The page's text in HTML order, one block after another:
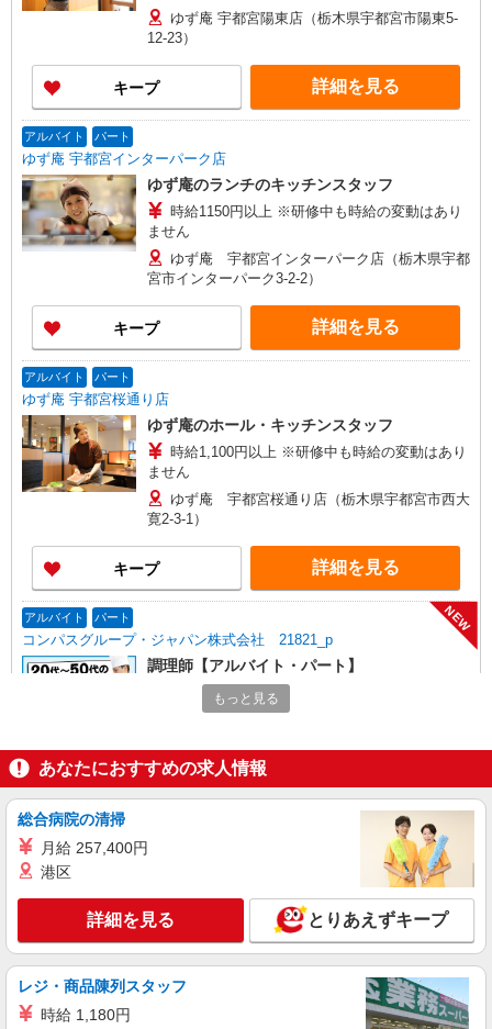
ゆず庵 宇都宮陽東店（栃木県宇都宮市陽東5-
12-23）
キープ 詳細を見る
アルバイト パート
ゆず庵 宇都宮インターパーク店
ゆず庵のランチのキッチンスタッフ
時給1150円以上 ※研修中も時給の変動はあり
ません
ゆず庵 宇都宮インターパーク店（栃木県宇都
宮市インターパーク3-2-2）
キープ 詳細を見る
アルバイト パート
ゆず庵 宇都宮桜通り店
ゆず庵のホール・キッチンスタッフ
時給1,100円以上 ※研修中も時給の変動はあり
ません
ゆず庵 宇都宮桜通り店（栃木県宇都宮市西大
寛2-3-1）
キープ 詳細を見る
アルバイト パート
コンパスグループ・ジャパン株式会社 21821_p
NEW
調理師【アルバイト・パート】
時給1,500円以上 試用期間中 時給1,500円以上
(試用期間2ヶ月) 残業が発生した場合、残業代を1
地１９－１）
キープ 詳細を見る
アルバイト パート
コンパスグループ・ジャパン株式会社 21821_p
NEW
調理補助【アルバイト・パート】
時給1,100円以上 試用期間中 時給1,100円以上
(試用期間2ヶ月) 残業が発生した場合、残業代を1
キヤノン宇都宮 （栃木県宇都宮市清原工業団
もっと見る
あなたにおすすめの求人情報
総合病院の清掃
月給 257,400円
港区
詳細を見る とりあえずキープ
レジ・商品陳列スタッフ
時給 1,180円